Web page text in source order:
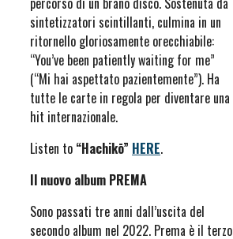
sintetizzatori scintillanti, culmina in un
ritornello gloriosamente orecchiabile:
“You’ve been patiently waiting for me”
(“Mi hai aspettato pazientemente”). Ha
tutte le carte in regola per diventare una
hit internazionale.
Listen to “Hachikō” HERE.
Il nuovo album PREMA
Sono passati tre anni dall’uscita del
secondo album nel 2022. Prema è il terzo